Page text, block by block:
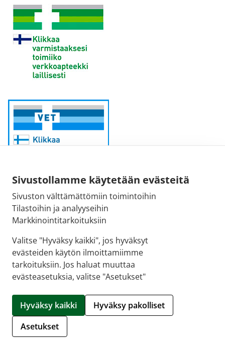
Sivustollamme käytetään evästeitä
Sivuston välttämättömiin toimintoihin
Tilastoihin ja analyyseihin
Markkinointitarkoituksiin
Valitse "Hyväksy kaikki", jos hyväksyt
evästeiden käytön ilmoittamiimme
tarkoituksiin. Jos haluat muuttaa
evästeasetuksia, valitse "Asetukset"
Hyväksy kaikki
Hyväksy pakolliset
Asetukset
Sähköpostiosoite:
kirjaamo@fimea.fi
Fimean vaihde:
029 522 3341
Hallitse evästeitä